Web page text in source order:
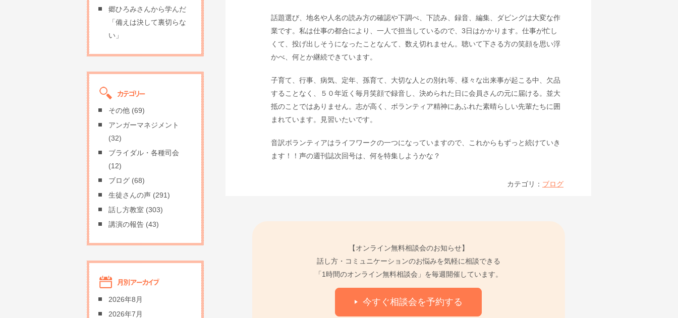
話題選び、地名や人名の読み方の確認や下調べ、下読み、録音、編集、ダビングは大変な作
業です。私は仕事の都合により、一人で担当しているので、3日はかかります。仕事が忙し
くて、投げ出しそうになったことなんて、数え切れません。聴いて下さる方の笑顔を思い浮
かべ、何とか継続できています。
子育て、行事、病気、定年、孫育て、大切な人との別れ等、様々な出来事が起こる中、欠品
することなく、５０年近く毎月笑顔で録音し、決められた日に会員さんの元に届ける。並大
抵のことではありません。志が高く、ボランティア精神にあふれた素晴らしい先輩たちに囲
まれています。見習いたいです。
音訳ボランティアはライフワークの一つになっていますので、これからもずっと続けていき
ます！！声の週刊誌次回号は、何を特集しようかな？
カテゴリ： ブログ
【オンライン無料相談会のお知らせ】
話し方・コミュニケーションのお悩みを気軽に相談できる
「1時間のオンライン無料相談会」を毎週開催しています。
今すぐ相談会を予約する
郷ひろみさんから学んだ
「備えは決して裏切らな
い」
その他 (69)
アンガーマネジメント
(32)
ブライダル・各種司会
(12)
ブログ (68)
生徒さんの声 (291)
話し方教室 (303)
講演の報告 (43)
2026年8月
2026年7月